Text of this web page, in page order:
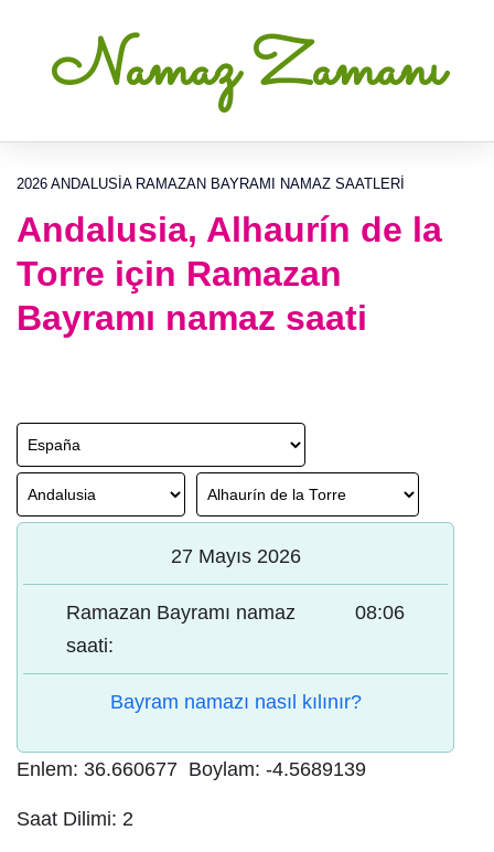
Namaz Zamanı
2026 ANDALUSIA RAMAZAN BAYRAMI NAMAZ SAATLERI
Andalusia, Alhaurín de la
Torre için Ramazan
Bayramı namaz saati
27 Mayıs 2026
Ramazan Bayramı namaz
saati:
08:06
Bayram namazı nasıl kılınır?
Enlem: 36.660677 Boylam: -4.5689139
Saat Dilimi: 2